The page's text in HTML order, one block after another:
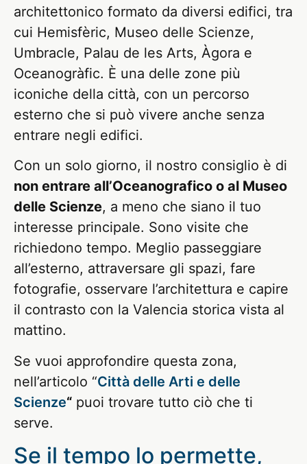
architettonico formato da diversi edifici, tra
cui Hemisfèric, Museo delle Scienze,
Umbracle, Palau de les Arts, Àgora e
Oceanogràfic. È una delle zone più
iconiche della città, con un percorso
esterno che si può vivere anche senza
entrare negli edifici.
Con un solo giorno, il nostro consiglio è di
non entrare all’Oceanografico o al Museo
delle Scienze, a meno che siano il tuo
interesse principale. Sono visite che
richiedono tempo. Meglio passeggiare
all’esterno, attraversare gli spazi, fare
fotografie, osservare l’architettura e capire
il contrasto con la Valencia storica vista al
mattino.
Se vuoi approfondire questa zona,
nell’articolo “Città delle Arti e delle
Scienze“ puoi trovare tutto ciò che ti
serve.
Se il tempo lo permette,